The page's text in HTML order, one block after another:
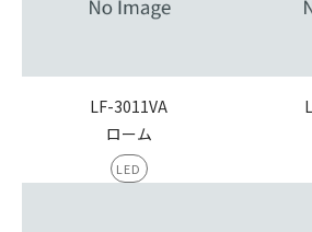
LF-3011VA
ローム
LED